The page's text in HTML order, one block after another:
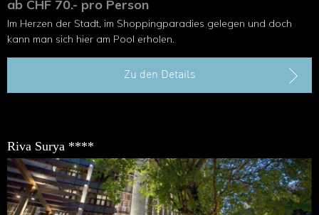
ab CHF 70.- pro Person
Im Herzen der Stadt, im Shoppingparadies gelegen und doch
kann man sich hier am Pool erholen.
Zu den Details
Riva Surya ****